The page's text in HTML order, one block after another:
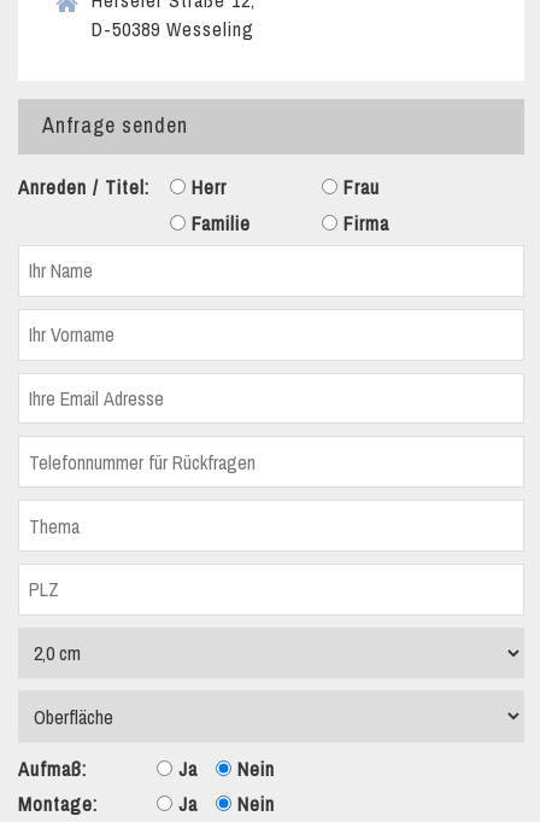
D-50389 Wesseling
Anfrage senden
Anreden / Titel: Herr
Frau
Familie
Firma
Aufmaß: Ja
Nein
Montage:
Ja
Nein